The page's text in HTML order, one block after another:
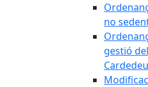
no
gestió
Cardedeu